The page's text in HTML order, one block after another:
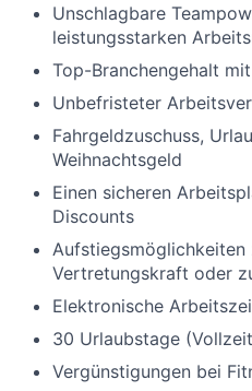
Unschlagbare
leistungsstarken
Top-Branchengehalt
Unbefristeter
Fahrgeldzuschuss,
Weihnachtsgeld
Einen sicheren
Discounts
Aufstiegsmöglichkeiten
Vertretungskraft oder
Elektronische
30 Urlaubstage
Vergünstigungen bei